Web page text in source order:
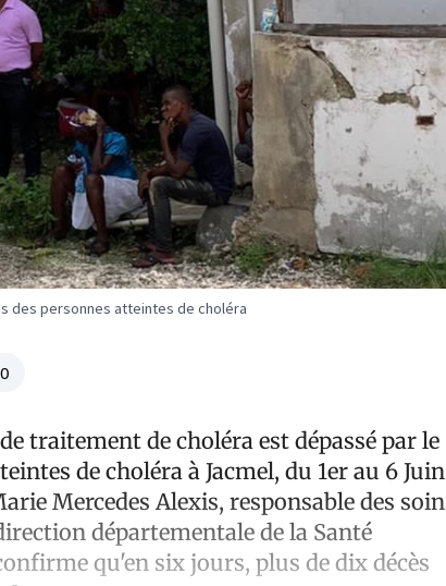
des personnes atteintes de choléra
0
traitement de choléra est dépassé par le
de choléra à Jacmel, du 1er au 6 Juin
Mercedes Alexis, responsable des
départementale de la Santé
qu'en six jours, plus de dix décès